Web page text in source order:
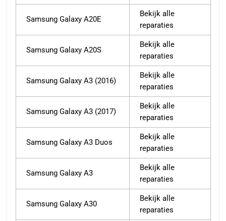
Samsung Galaxy A20E
Bekijk alle
reparaties
Samsung Galaxy A20S
Bekijk alle
reparaties
Samsung Galaxy A3 (2016)
Bekijk alle
reparaties
Samsung Galaxy A3 (2017)
Bekijk alle
reparaties
Samsung Galaxy A3 Duos
Bekijk alle
reparaties
Samsung Galaxy A3
Bekijk alle
reparaties
Samsung Galaxy A30
Bekijk alle
reparaties